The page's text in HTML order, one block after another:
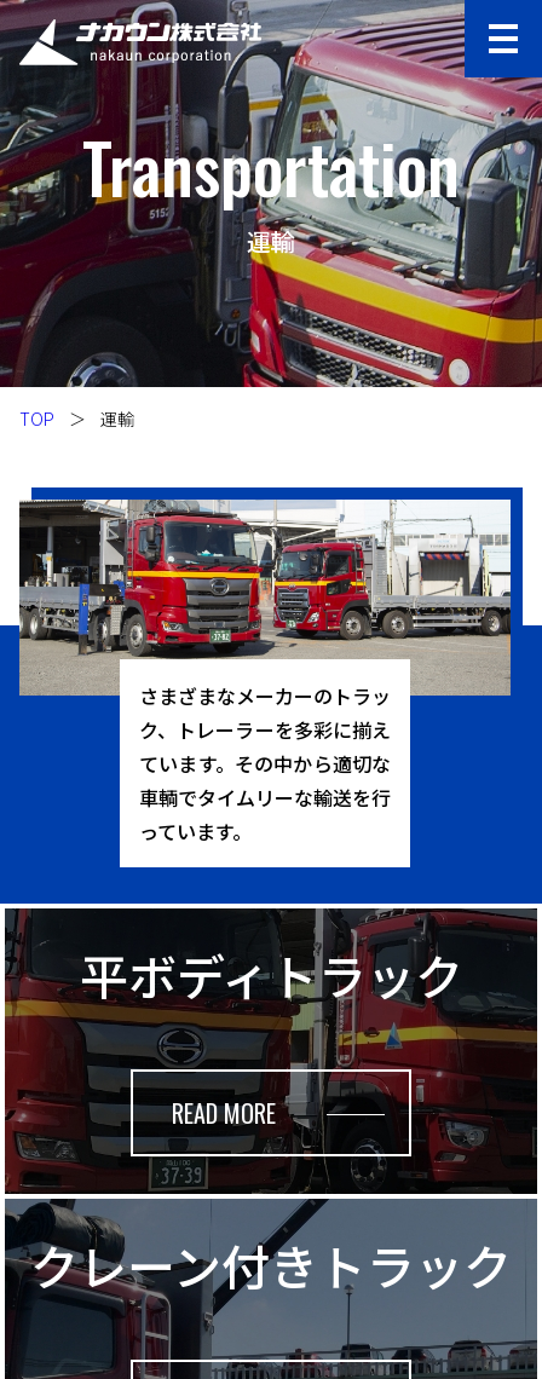
Transportation
運輸
TOP ＞ 運輸
さまざまなメーカーのトラッ
ク、トレーラーを多彩に揃え
ています。その中から適切な
車輌でタイムリーな輸送を行
っています。
平ボディトラック
READ MORE
クレーン付き トラック